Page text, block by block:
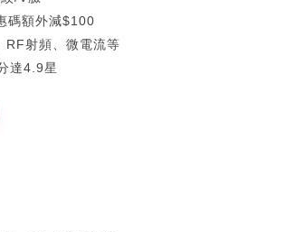
碼額外減$100
RF射頻、微電流等
達4.9星